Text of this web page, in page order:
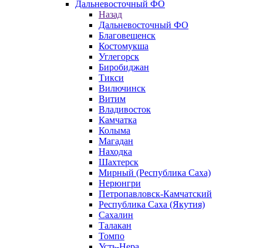
Дальневосточный ФО
Назад
Дальневосточный ФО
Благовещенск
Костомукша
Углегорск
Биробиджан
Тикси
Вилючинск
Витим
Владивосток
Камчатка
Колыма
Магадан
Находка
Шахтерск
Мирный (Республика Саха)
Нерюнгри
Петропавловск-Камчатский
Республика Саха (Якутия)
Сахалин
Талакан
Томпо